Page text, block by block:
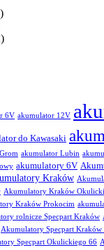
6V akumulator 12V
do Kawasaki
akumulator Lubin
akumulatory 6V
Kraków
Akumulatory Kraków
Kraków Prokocim
rolnicze Specpart Kraków
Akumulatory Specpart Kraków
Specpart Okulickiego 66